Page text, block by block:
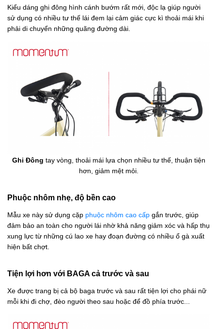
Kiểu dáng ghi đông hình cánh bướm rất mới, độc lạ giúp người
sử dụng có nhiều tư thế lái đem lại cảm giác cực kì thoải mái khi
phải di chuyển những quãng đường dài.
Ghi Đông tay vòng, thoải mái lựa chọn nhiều tư thế, thuận tiện
hơn, giảm mệt mỏi.
Phuộc nhôm nhẹ, độ bền cao
Mẫu xe này sử dụng cặp phuộc nhôm cao cấp gắn trước, giúp
đảm bảo an toàn cho người lái nhờ khả năng giảm xóc và hấp thụ
xung lực từ những cú lao xe hay đoạn đường có nhiều ổ gà xuất
hiện bất chợt.
Tiện lợi hơn với BAGA cả trước và sau
Xe được trang bị cả bộ baga trước và sau rất tiện lợi cho phái nữ
mỗi khi đi chợ, đèo người theo sau hoặc để đồ phía trước...